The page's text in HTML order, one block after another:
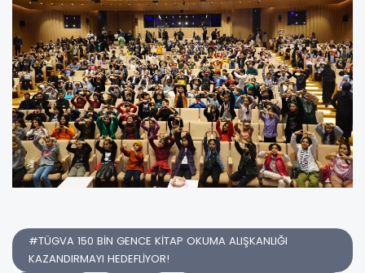
#TÜGVA 150 BİN GENCE KİTAP OKUMA ALIŞKANLIĞI
KAZANDIRMAYI HEDEFLİYOR!